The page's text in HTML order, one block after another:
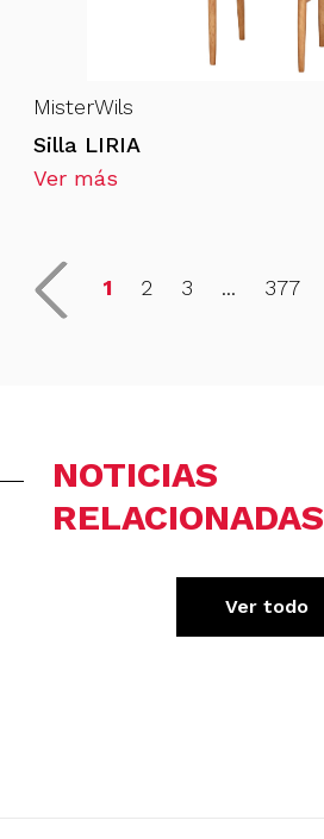
MisterWils
Silla LIRIA
Ver más
1 2 3 ... 377
NOTICIAS
RELACIONADAS
Ver todo